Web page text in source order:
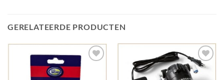
GERELATEERDE PRODUCTEN
Add to
Wishlist